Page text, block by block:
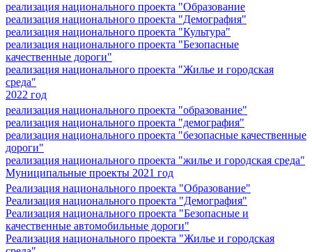
реализация национального проекта "Образование
реализация национального проекта "Демография"
реализация национального проекта "Культура"
реализация национального проекта "Безопасные
качественные дороги"
реализация национального проекта "Жилье и городская
среда"
2022 год
реализация национального проекта "образование"
реализация национального проекта "демография"
реализация национального проекта "безопасные качественные
дороги"
реализация национального проекта "жилье и городская среда"
Муниципальные проекты 2021 год
Реализация национального проекта "Образование"
Реализация национального проекта "Демография"
Реализация национального проекта "Безопасные и
качественные автомобильные дороги"
Реализация национального проекта "Жилье и городская